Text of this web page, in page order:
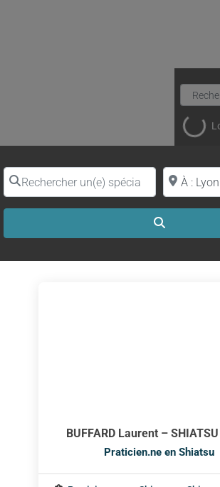
Rechercher un(e) spécialiste par nomProche de
BUFFARD Laurent – SHIATSU
Praticien.ne en Shiatsu